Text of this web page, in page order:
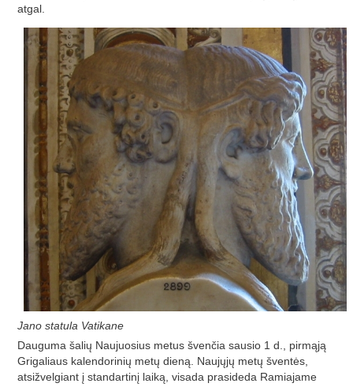
atgal.
Jano statula Vatikane
Dauguma šalių Naujuosius metus švenčia sausio 1 d., pirmąją
Grigaliaus kalendorinių metų dieną. Naujųjų metų šventės,
atsižvelgiant į standartinį laiką, visada prasideda Ramiajame